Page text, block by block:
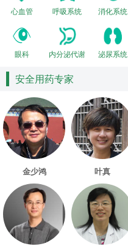
心血管 呼吸系统 消化系统
眼科 内分泌代谢 泌尿系统
安全用药专家
金少鸿 叶真